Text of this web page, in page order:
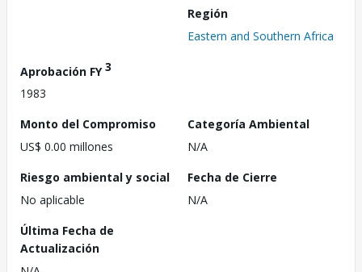
Región
Eastern and Southern Africa
Aprobación FY3
1983
Monto del Compromiso
US$ 0.00 millones
Categoría Ambiental
N/A
Riesgo ambiental y social
No aplicable
Fecha de Cierre
N/A
Última Fecha de
Actualización